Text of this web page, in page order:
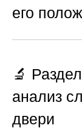
его
🔬
анализ
двери